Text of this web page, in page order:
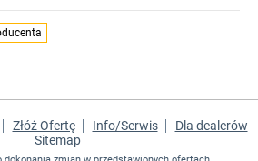
Złóż Ofertę Info/Serwis
Dla dealerów
Sitemap